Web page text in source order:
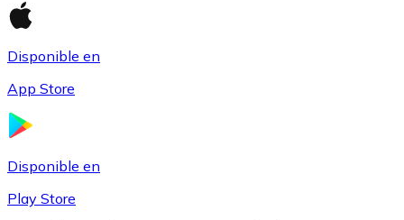
Disponible en
App Store
Disponible en
Play Store